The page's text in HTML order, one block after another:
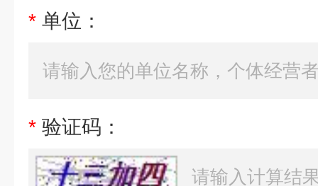
* 单位：
* 验证码：